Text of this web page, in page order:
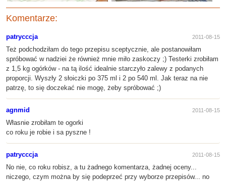
Komentarze:
patrycccja 2011-08-15
Też podchodziłam do tego przepisu sceptycznie, ale postanowiłam
spróbować w nadziei że również mnie miło zaskoczy ;) Testerki zrobiłam
z 1,5 kg ogórków - na tą ilość idealnie starczyło zalewy z podanych
proporcji. Wyszły 2 słoiczki po 375 ml i 2 po 540 ml. Jak teraz na nie
patrzę, to się doczekać nie mogę, żeby spróbować ;)
agnmid 2011-08-15
Własnie zrobiłam te ogorki
co roku je robie i sa pyszne !
patrycccja 2011-08-15
No nie, co roku robisz, a tu żadnego komentarza, żadnej oceny...
niczego, czym można by się podeprzeć przy wyborze przepisów... no